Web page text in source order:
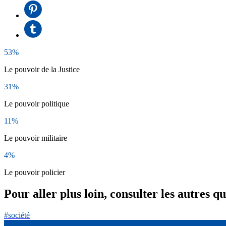
53%
Le pouvoir de la Justice
31%
Le pouvoir politique
11%
Le pouvoir militaire
4%
Le pouvoir policier
Pour aller plus loin, consulter les autres
#société